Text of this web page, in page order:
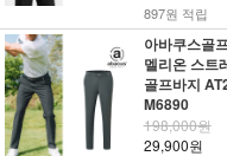
897원 적립
아바쿠스골
멜리온 스트
골프바지
M6890
198,000원
29,900원